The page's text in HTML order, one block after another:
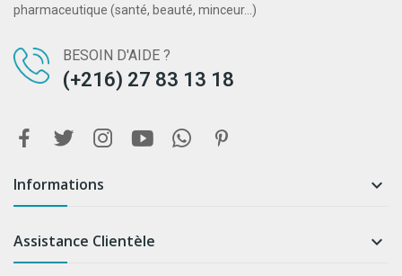
pharmaceutique (santé, beauté, minceur...)
BESOIN D'AIDE ?
(+216) 27 83 13 18
Informations 
Assistance Clientèle 